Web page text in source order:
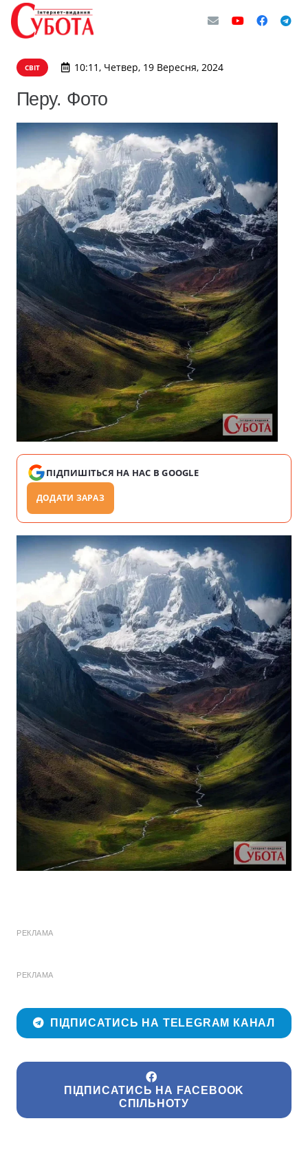
СВІТ 10:11, Четвер, 19 Вересня, 2024
Перу. Фото
ПІДПИШІТЬСЯ НА НАС В GOOGLE
ДОДАТИ ЗАРАЗ
РЕКЛАМА
РЕКЛАМА
ПІДПИСАТИСЬ НА TELEGRAM КАНАЛ
ПІДПИСАТИСЬ НА FACEBOOK
СПІЛЬНОТУ